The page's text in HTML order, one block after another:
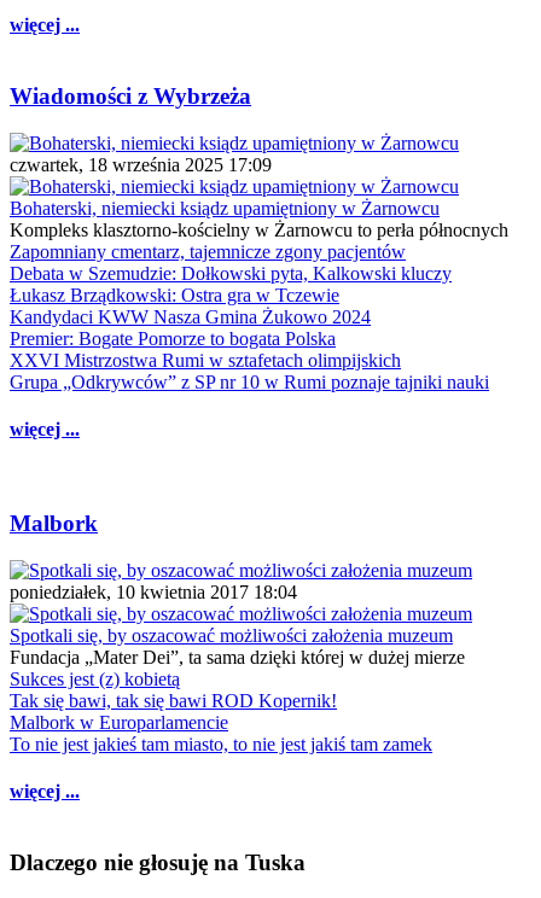
więcej ...
Wiadomości z Wybrzeża
czwartek, 18 września 2025 17:09
Bohaterski, niemiecki ksiądz upamiętniony w Żarnowcu
Kompleks klasztorno-kościelny w Żarnowcu to perła północnych
Zapomniany cmentarz, tajemnicze zgony pacjentów
Debata w Szemudzie: Dołkowski pyta, Kalkowski kluczy
Łukasz Brządkowski: Ostra gra w Tczewie
Kandydaci KWW Nasza Gmina Żukowo 2024
Premier: Bogate Pomorze to bogata Polska
XXVI Mistrzostwa Rumi w sztafetach olimpijskich
Grupa „Odkrywców” z SP nr 10 w Rumi poznaje tajniki nauki
więcej ...
Malbork
poniedziałek, 10 kwietnia 2017 18:04
Spotkali się, by oszacować możliwości założenia muzeum
Fundacja „Mater Dei”, ta sama dzięki której w dużej mierze
Sukces jest (z) kobietą
Tak się bawi, tak się bawi ROD Kopernik!
Malbork w Europarlamencie
To nie jest jakieś tam miasto, to nie jest jakiś tam zamek
więcej ...
Dlaczego nie głosuję na Tuska